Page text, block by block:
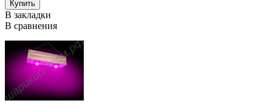
В закладки
В сравнения